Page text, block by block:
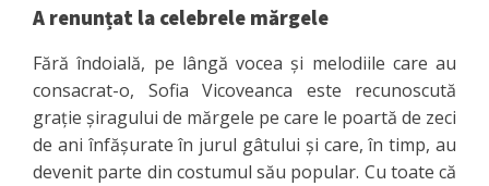
A renunțat la celebrele mărgele
Fără îndoială, pe lângă vocea și melodiile care au
consacrat-o, Sofia Vicoveanca este recunoscută
grație șiragului de mărgele pe care le poartă de zeci
de ani înfășurate în jurul gâtului și care, în timp, au
devenit parte din costumul său popular. Cu toate că